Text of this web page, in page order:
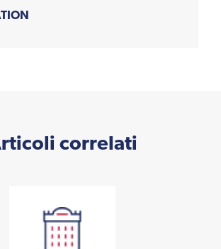
correlati